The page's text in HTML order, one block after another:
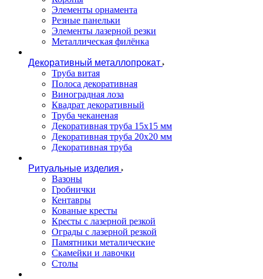
Элементы орнамента
Резные панельки
Элементы лазерной резки
Металлическая филёнка
Декоративный металлопрокат
Труба витая
Полоса декоративная
Виноградная лоза
Квадрат декоративный
Труба чеканеная
Декоративная труба 15х15 мм
Декоративная труба 20х20 мм
Декоративная труба
Ритуальные изделия
Вазоны
Гробнички
Кентавры
Кованые кресты
Кресты с лазерной резкой
Ограды с лазерной резкой
Памятники металические
Скамейки и лавочки
Столы